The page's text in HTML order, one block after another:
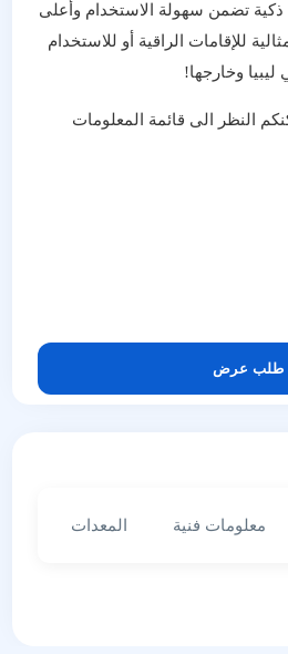
تضمن سهولة الاستخدام وأعلى
للإقامات الراقية أو للاستخدام
وخارجها!
النظر الى قائمة المعلومات
طلب عرض
معلومات فنية المعدات